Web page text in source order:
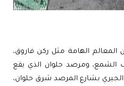
الهامة مثل ركن فاروق،
الشمع، ومرصد حلوان الذي يقع
بشارع المرصد شرق حلوان،